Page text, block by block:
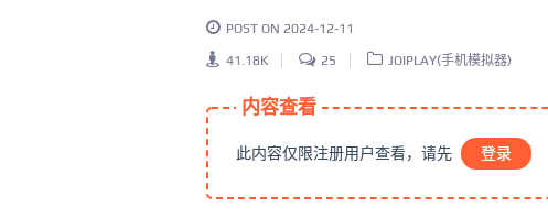
POST ON 2024-12-11
41.18K 25 JOIPLAY(手机模拟器)
内容查看
此内容仅限注册用户查看，请先 登录